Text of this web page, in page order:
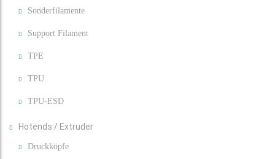
Sonderfilamente
Support Filament
TPE
TPU
TPU-ESD
Hotends / Extruder
Druckköpfe